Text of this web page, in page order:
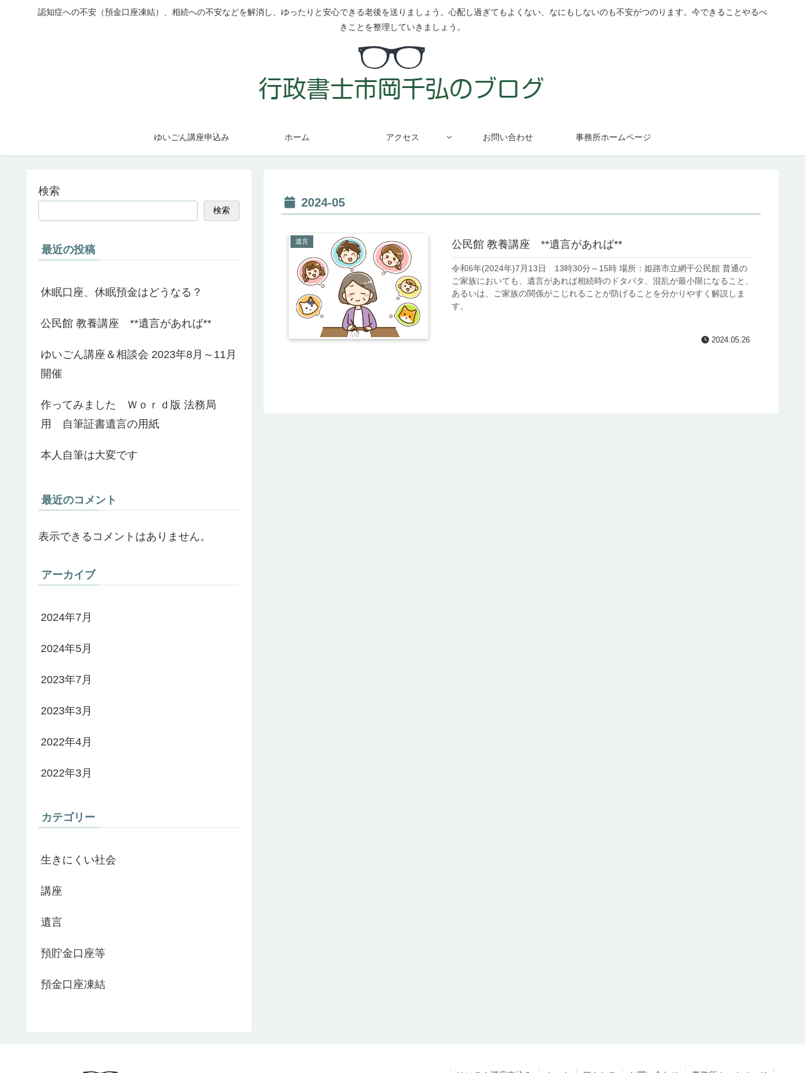
認知症への不安（預金口座凍結）、相続への不安などを解消し、ゆったりと安心できる老後を送りましょう。心配し過ぎてもよくない、なにもしないのも不安がつのります。今できることやるべ
きことを整理していきましょう。
ゆいごん講座申込み ホーム アクセス お問い合わせ 事務所ホームページ
2024-05
遺言 公民館 教養講座 **遺言があれば**
令和6年(2024年)7月13日 13時30分～15時 場所：姫路市立網干公民館 普通の
ご家族においても、遺言があれば相続時のドタバタ、混乱が最小限になること、
あるいは、ご家族の関係がこじれることが防げることを分かりやすく解説しま
す。
2024.05.26
検索
検索
最近の投稿
休眠口座、休眠預金はどうなる？
公民館 教養講座 **遺言があれば**
ゆいごん講座＆相談会 2023年8月～11月
開催
作ってみました Ｗｏｒｄ版 法務局
用 自筆証書遺言の用紙
本人自筆は大変です
最近のコメント
表示できるコメントはありません。
アーカイブ
2024年7月
2024年5月
2023年7月
2023年3月
2022年4月
2022年3月
カテゴリー
生きにくい社会
講座
遺言
預貯金口座等
預金口座凍結